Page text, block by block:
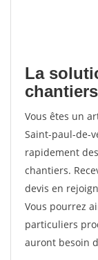
La
Vous êtes un
Saint-paul-de-
rapidement
chantiers.
devis en
Vous pourrez
particuliers
auront besoin